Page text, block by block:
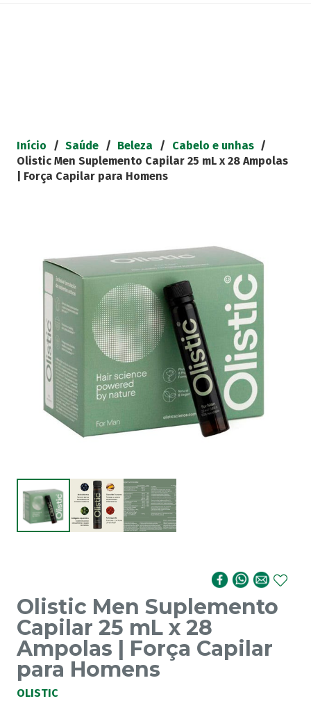
Início / Saúde / Beleza / Cabelo e unhas /
Olistic Men Suplemento Capilar 25 mL x 28 Ampolas
| Força Capilar para Homens
Olistic Men Suplemento
Capilar 25 mL x 28
Ampolas | Força Capilar
para Homens
OLISTIC